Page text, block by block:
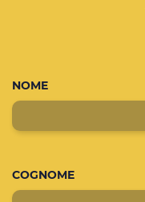
NOME
COGNOME